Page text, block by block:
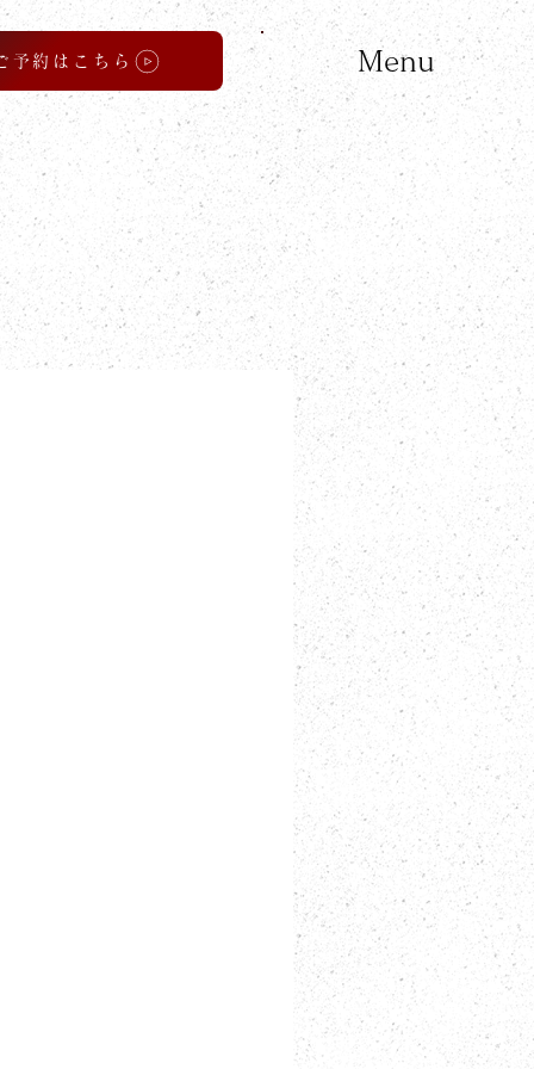
予約はこちら Menu